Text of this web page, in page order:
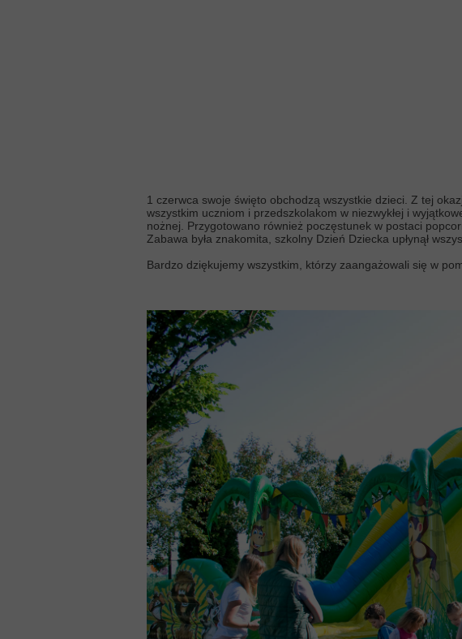
1 czerwca swoje święto obchodzą wszystkie dzieci. Z tej
wszystkim uczniom i przedszkolakom w niezwykłej i
nożnej. Przygotowano również poczęstunek w postaci
Zabawa była znakomita, szkolny Dzień Dziecka upłynął
Bardzo dziękujemy wszystkim, którzy zaangażowali się w